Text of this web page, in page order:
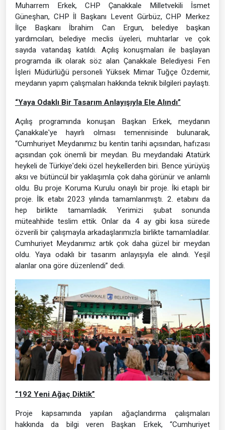
Muharrem Erkek, CHP Çanakkale Milletvekili İsmet
Güneşhan, CHP İl Başkanı Levent Gürbüz, CHP Merkez
İlçe Başkanı İbrahim Can Ergun, belediye başkan
yardımcıları, belediye meclis üyeleri, muhtarlar ve çok
sayıda vatandaş katıldı. Açılış konuşmaları ile başlayan
programda ilk olarak söz alan Çanakkale Belediyesi Fen
İşleri Müdürlüğü personeli Yüksek Mimar Tuğçe Özdemir,
meydanın yapım çalışmaları hakkında teknik bilgileri paylaştı.
“Yaya Odaklı Bir Tasarım Anlayışıyla Ele Alındı”
Açılış programında konuşan Başkan Erkek, meydanın
Çanakkale'ye hayırlı olması temennisinde bulunarak,
“Cumhuriyet Meydanımız bu kentin tarihi açısından, hafızası
açısından çok önemli bir meydan. Bu meydandaki Atatürk
heykeli de Türkiye'deki özel heykellerden biri. Bence yürüyüş
aksı ve bütüncül bir yaklaşımla çok daha görünür ve anlamlı
oldu. Bu proje Koruma Kurulu onaylı bir proje. İki etaplı bir
proje. İlk etabı 2023 yılında tamamlanmıştı. 2. etabını da
hep birlikte tamamladık. Yerimizi şubat sonunda
müteahhide teslim ettik. Onlar da 4 ay gibi kısa sürede
özverili bir çalışmayla arkadaşlarımızla birlikte tamamladılar.
Cumhuriyet Meydanımız artık çok daha güzel bir meydan
oldu. Yaya odaklı bir tasarım anlayışıyla ele alındı. Yeşil
alanlar ona göre düzenlendi” dedi.
“192 Yeni Ağaç Diktik”
Proje kapsamında yapılan ağaçlandırma çalışmaları
hakkında da bilgi veren Başkan Erkek, “Cumhuriyet